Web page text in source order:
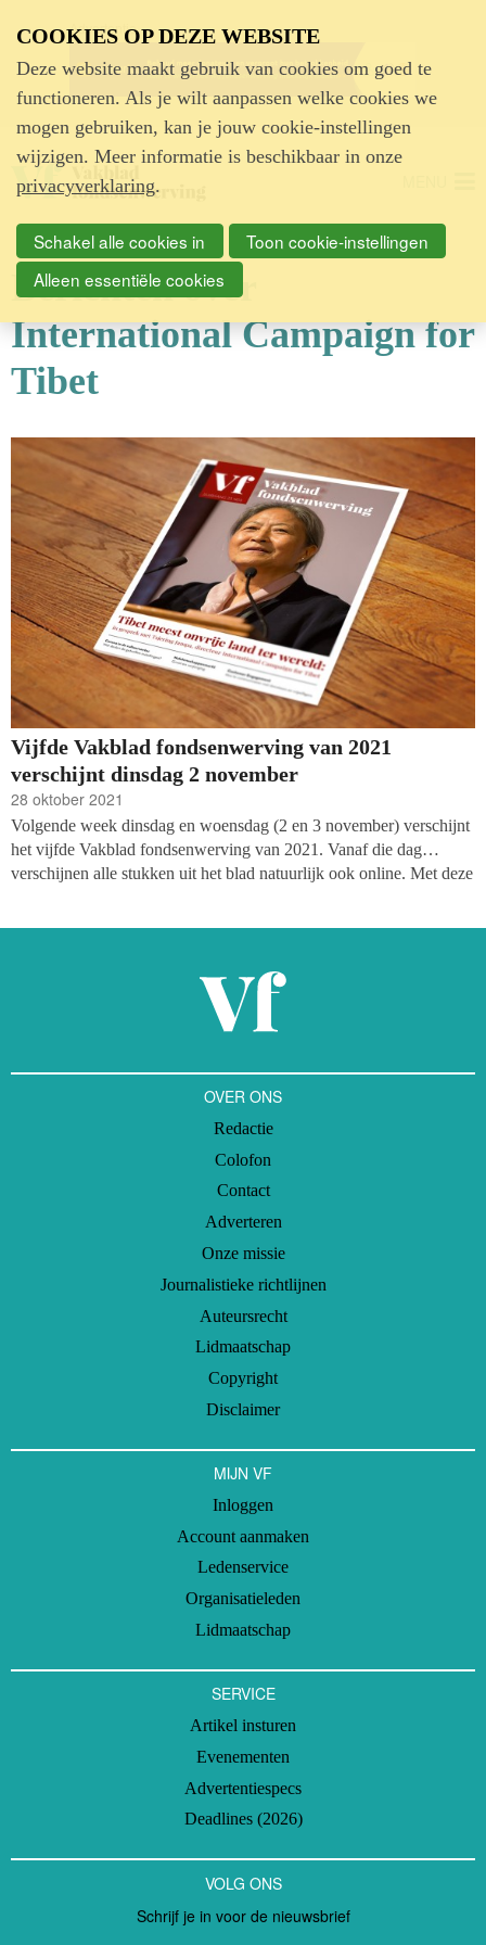
Advertentie
Berichten over
International Campaign for
Tibet
Vijfde Vakblad fondsenwerving van 2021
verschijnt dinsdag 2 november
28 oktober 2021
Volgende week dinsdag en woensdag (2 en 3 november) verschijnt
het vijfde Vakblad fondsenwerving van 2021. Vanaf die dag
verschijnen alle stukken uit het blad natuurlijk ook online. Met deze
plichten van de Belastingdienst in het toezien op fraude en
OVER ONS
Redactie
Colofon
Contact
Adverteren
Onze missie
Journalistieke richtlijnen
Auteursrecht
Lidmaatschap
Copyright
Disclaimer
MIJN VF
Inloggen
Account aanmaken
Ledenservice
Organisatieleden
Lidmaatschap
SERVICE
Artikel insturen
Evenementen
Advertentiespecs
Deadlines (2026)
VOLG ONS
Schrijf je in voor de nieuwsbrief
COOKIES OP DEZE WEBSITE
Deze website maakt gebruik van cookies om goed te
functioneren. Als je wilt aanpassen welke cookies we
mogen gebruiken, kan je jouw cookie-instellingen
wijzigen. Meer informatie is beschikbaar in onze
privacyverklaring.
Schakel alle cookies in
Toon cookie-instellingen
Alleen essentiële cookies